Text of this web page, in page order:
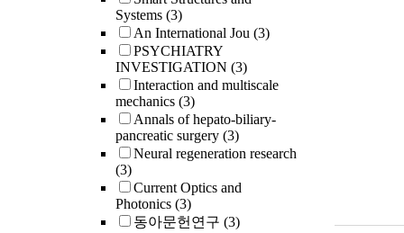
Systems (3)
An International Jou (3)
PSYCHIATRY
INVESTIGATION (3)
Interaction and multiscale
mechanics (3)
Annals of hepato-biliary-
pancreatic surgery (3)
Neural regeneration research
(3)
Current Optics and
Photonics (3)
동아문헌연구 (3)